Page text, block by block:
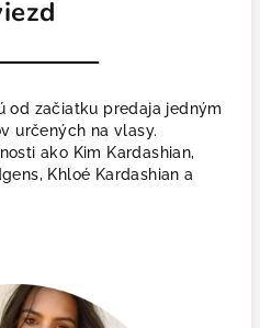
od začiatku predaja jedným
určených na vlasy.
ako Kim Kardashian,
Khloé Kardashian a